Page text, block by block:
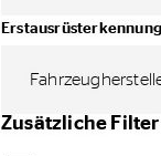
Zusätzliche Filter